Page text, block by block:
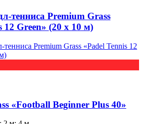
тенниса Premium Grass
12 Green» (20 х 10 м)
«Football Beginner Plus 40»